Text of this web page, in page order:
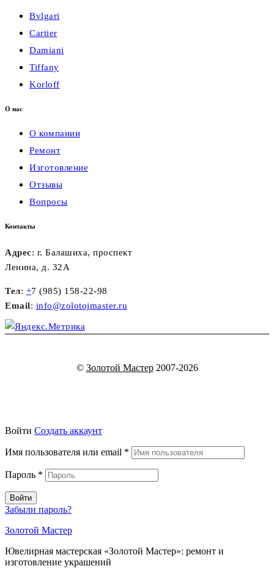
Bvlgari
Cartier
Damiani
Tiffany
Korloff
О нас
О компании
Ремонт
Изготовление
Отзывы
Вопросы
Контакты
Адрес: г. Балашиха, проспект
Ленина, д. 32А
Тел: +7 (985) 158-22-98
Email: info@zolotojmaster.ru
© Золотой Мастер2007-2026
Войти Создать аккаунт
Имя пользователя или email *
Пароль *
Войти
Забыли пароль?
Золотой Мастер
Ювелирная мастерская «Золотой Мастер»: ремонт и
изготовление украшений